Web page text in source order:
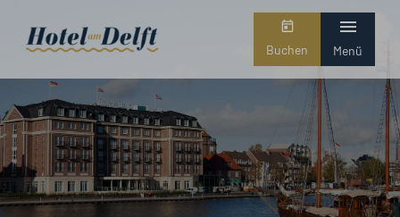
Buchen Menü